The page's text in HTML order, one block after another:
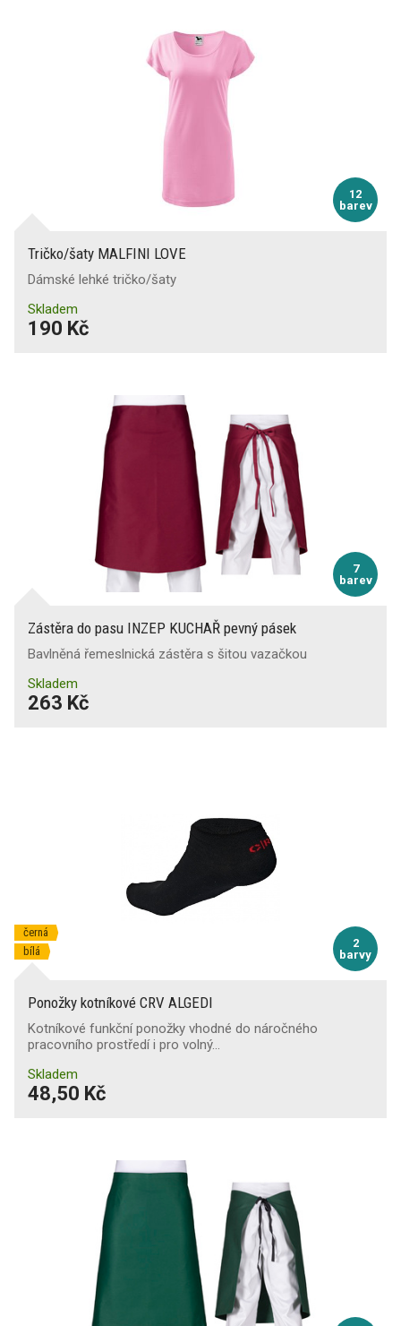
12
barev
Tričko/šaty MALFINI LOVE
Dámské lehké tričko/šaty
Skladem
190 Kč
7
barev
Zástěra do pasu INZEP KUCHAŘ pevný pásek
Bavlněná řemeslnická zástěra s šitou vazačkou
Skladem
263 Kč
2
barvy
černá
bílá
Ponožky kotníkové CRV ALGEDI
Kotníkové funkční ponožky vhodné do náročného
pracovního prostředí i pro volný…
Skladem
48,50 Kč